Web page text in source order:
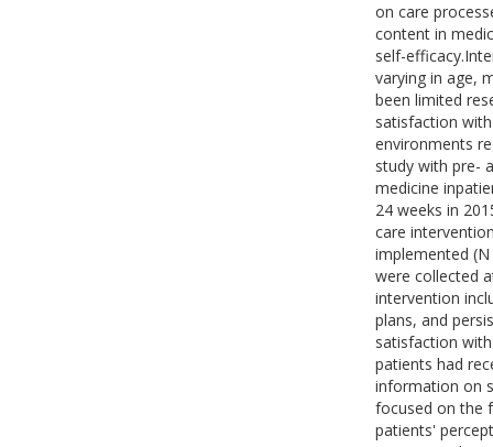
on care
content in
self-
varying in age,
been limited
satisfaction
environments
study with pre-
medicine
24 weeks in
care
implemented
were collected
intervention
plans, and
satisfaction
patients had
information on
focused on the
patients'